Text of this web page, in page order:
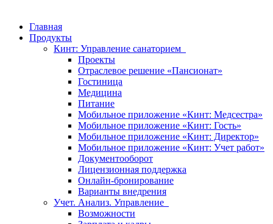
Главная
Продукты
Кинт: Управление санаторием
Проекты
Отраслевое решение «Пансионат»
Гостиница
Медицина
Питание
Мобильное приложение «Кинт: Медсестра»
Мобильное приложение «Кинт: Гость»
Мобильное приложение «Кинт: Директор»
Мобильное приложение «Кинт: Учет работ»
Документооборот
Лицензионная поддержка
Онлайн-бронирование
Варианты внедрения
Учет. Анализ. Управление
Возможности